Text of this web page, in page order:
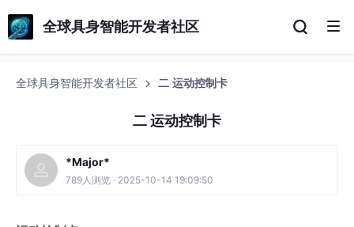
全球具身智能开发者社区
全球具身智能开发者社区 二 运动控制卡
二 运动控制卡
*Major*
789人浏览 · 2025-10-14 19:09:50